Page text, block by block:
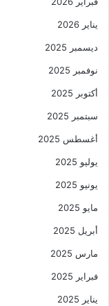
يناير 2026
ديسمبر 2025
نوفمبر 2025
أكتوبر 2025
سبتمبر 2025
أغسطس 2025
يوليو 2025
يونيو 2025
مايو 2025
أبريل 2025
مارس 2025
فبراير 2025
يناير 2025